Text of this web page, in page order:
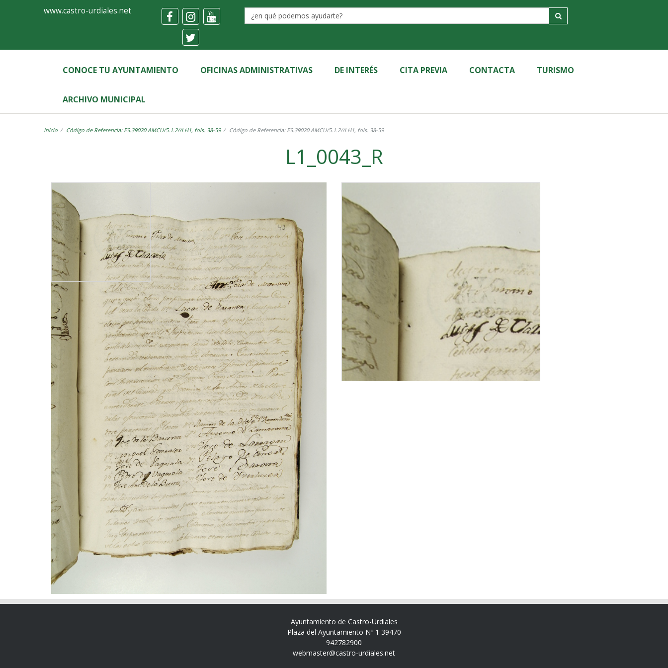
Ayuntamiento
Castro-
Urdiales
www.castro-urdiales.net
CONOCE TU AYUNTAMIENTO OFICINAS ADMINISTRATIVAS DE INTERÉS CITA PREVIA CONTACTA TURISMO
ARCHIVO MUNICIPAL
Inicio Código de Referencia: ES.39020.AMCU/5.1.2//LH1, fols. 38-59 Código de Referencia: ES.39020.AMCU/5.1.2//LH1, fols. 38-59
L1_0043_R
Ayuntamiento de Castro-Urdiales
Plaza del Ayuntamiento Nº 1 39470
942782900
webmaster@castro-urdiales.net